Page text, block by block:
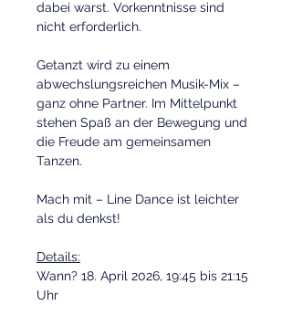
dabei warst. Vorkenntnisse sind
nicht erforderlich.
Getanzt wird zu einem
abwechslungsreichen Musik-Mix –
ganz ohne Partner. Im Mittelpunkt
stehen Spaß an der Bewegung und
die Freude am gemeinsamen
Tanzen.
Mach mit – Line Dance ist leichter
als du denkst!
Details:
Wann? 18. April 2026, 19:45 bis 21:15
Uhr